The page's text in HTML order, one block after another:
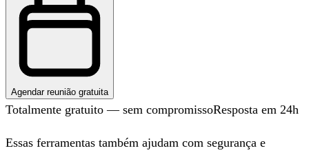
Agendar reunião gratuita
Totalmente gratuito — sem compromissoResposta em 24h
Essas ferramentas também ajudam com segurança e